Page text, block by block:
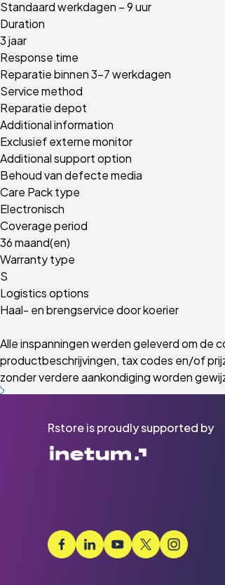
Standaard werkdagen – 9 uur
Duration
3 jaar
Response time
Reparatie binnen 3-7 werkdagen
Service method
Reparatie depot
Additional information
Exclusief externe monitor
Additional support option
Behoud van defecte media
Care Pack type
Electronisch
Coverage period
36 maand(en)
Warranty type
S
Logistics options
Haal- en brengservice door koerier
Alle inspanningen werden geleverd om de
productbeschrijvingen, tax codes en/of
zonder verdere aankondiging worden
Rstore is proudly supported by